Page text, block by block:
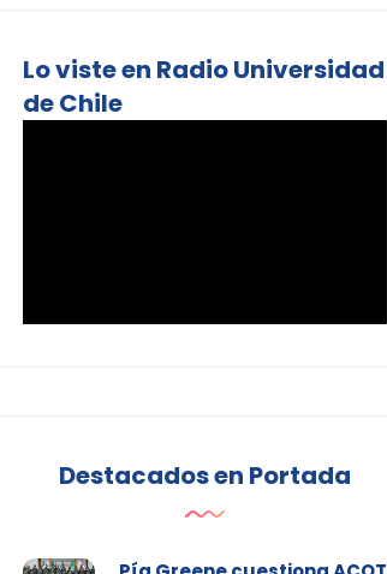
Lo viste en Radio Universidad
de Chile
Destacados en Portada